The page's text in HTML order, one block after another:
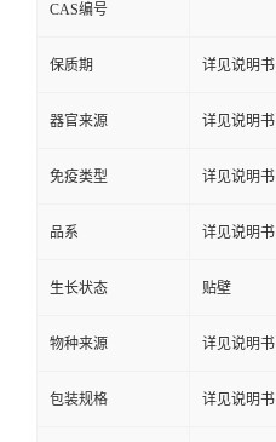
CAS编号
保质期 详见说明书
器官来源 详见说明书
免疫类型 详见说明书
品系 详见说明书
生长状态 贴壁
物种来源 详见说明书
包装规格 详见说明书